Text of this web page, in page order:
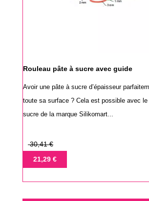
Rouleau pâte à sucre avec guide
Avoir une pâte à sucre d’épaisseur
toute sa surface ? Cela est possible avec le
sucre de la marque Silikomart...
Prix
base
30,41 €
Prix21,29 €